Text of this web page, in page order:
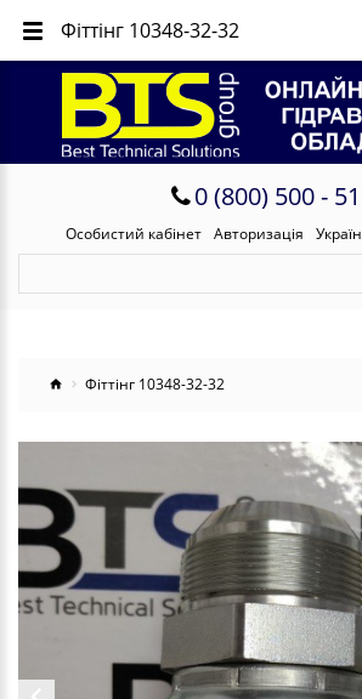
0 (800) 500 -
Особистий кабінет Авторизація
Фіттінг 10348-32-32
Фіттінг 10348-32-32